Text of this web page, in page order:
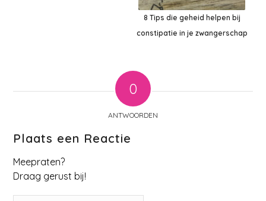
8 Tips die geheid helpen bij
constipatie in je zwangerschap
0
ANTWOORDEN
Plaats een Reactie
Meepraten?
Draag gerust bij!